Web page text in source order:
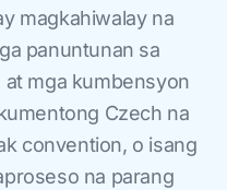
magkahiwalay na
panuntunan sa
at mga kumbensyon
Czech na
convention, o isang
na parang